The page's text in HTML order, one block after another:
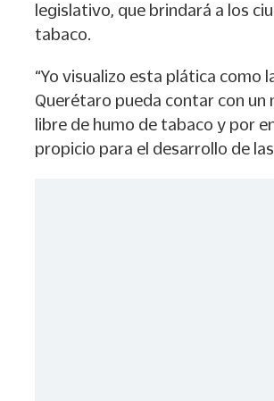
legislativo, que brindará a los
tabaco.
“Yo visualizo esta plática como
Querétaro pueda contar con
libre de humo de tabaco y por
propicio para el desarrollo de